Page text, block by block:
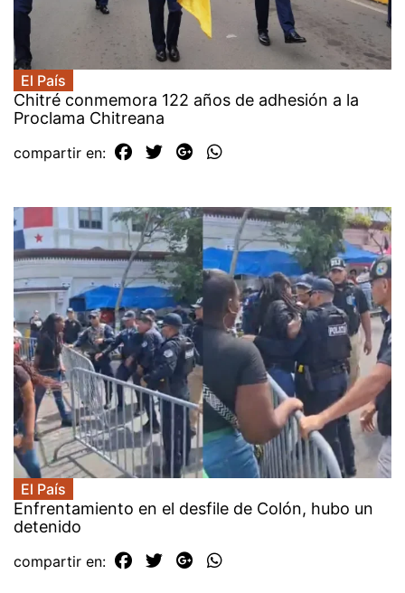
El País
Chitré conmemora 122 años de adhesión a la
Proclama Chitreana
compartir en:
El País
Enfrentamiento en el desfile de Colón, hubo un
detenido
compartir en: